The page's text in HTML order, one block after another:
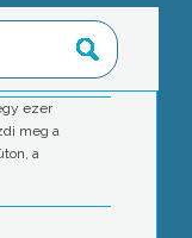
ezer
meg a
a